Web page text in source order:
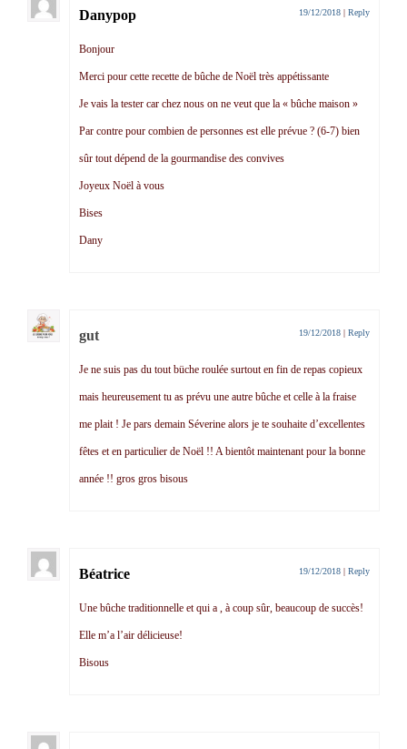
Danypop 19/12/2018 Reply
Bonjour
Merci pour cette recette de bûche de Noël très appétissante
Je vais la tester car chez nous on ne veut que la « bûche maison »
Par contre pour combien de personnes est elle prévue ? (6-7) bien
sûr tout dépend de la gourmandise des convives
Joyeux Noël à vous
Bises
Dany
gut 19/12/2018 Reply
Je ne suis pas du tout büche roulée surtout en fin de repas copieux
mais heureusement tu as prévu une autre bûche et celle à la fraise
me plait ! Je pars demain Séverine alors je te souhaite d’excellentes
fêtes et en particulier de Noël !! A bientôt maintenant pour la bonne
année !! gros gros bisous
Béatrice 19/12/2018 Reply
Une bûche traditionnelle et qui a , à coup sûr, beaucoup de succès!
Elle m’a l’air délicieuse!
Bisous